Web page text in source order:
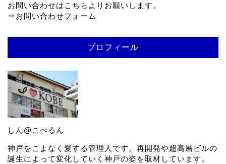
お問い合わせはこちらよりお願いします。
⇒お問い合わせフォーム
プロフィール
しん@こべるん
神戸をこよなく愛する管理人です。再開発や超高層ビルの
誕生によって変化していく神戸の姿を取材しています。